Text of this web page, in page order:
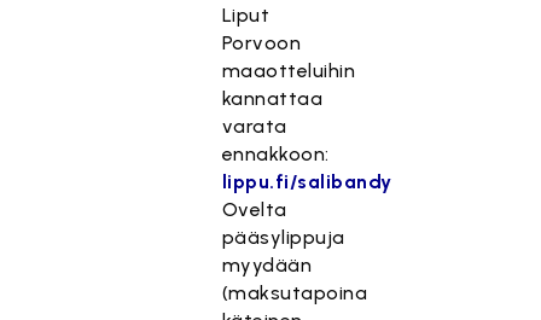
Liput
Porvoon
maaotteluihin
kannattaa
varata
ennakkoon:
lippu.fi/salibandy
Ovelta
pääsylippuja
myydään
(maksutapoina